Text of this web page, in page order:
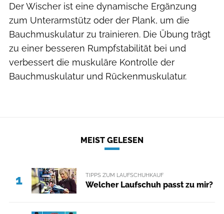
Der Wischer ist eine dynamische Ergänzung
zum Unterarmstütz oder der Plank, um die
Bauchmuskulatur zu trainieren. Die Übung trägt
zu einer besseren Rumpfstabilität bei und
verbessert die muskuläre Kontrolle der
Bauchmuskulatur und Rückenmuskulatur.
MEIST GELESEN
1 TIPPS ZUM LAUFSCHUHKAUF
Welcher Laufschuh passt zu mir?